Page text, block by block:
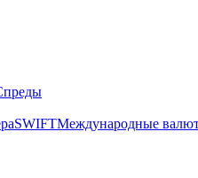
SWIFTМеждународные